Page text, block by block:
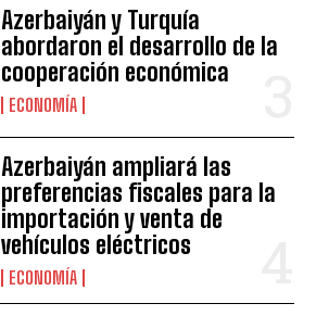
Azerbaiyán y Turquía
abordaron el desarrollo de la
cooperación económica
ECONOMÍA
Azerbaiyán ampliará las
preferencias fiscales para la
importación y venta de
vehículos eléctricos
ECONOMÍA